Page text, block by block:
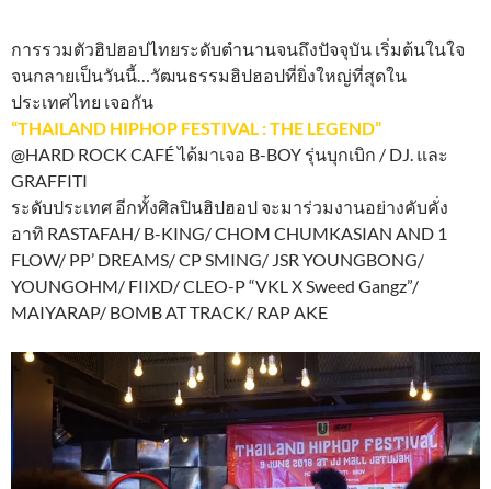
การรวมตัวฮิปฮอปไทยระดับตำนานจนถึงปัจจุบัน เริ่มต้นในใจ
จนกลายเป็นวันนี้…วัฒนธรรมฮิปฮอปที่ยิ่งใหญ่ที่สุดใน
ประเทศไทย เจอกัน
“THAILAND HIPHOP FESTIVAL : THE LEGEND”
@HARD ROCK CAFÉ ได้มาเจอ B-BOY รุ่นบุกเบิก / DJ. และ
GRAFFITI
ระดับประเทศ อีกทั้งศิลปินฮิปฮอป จะมาร่วมงานอย่างคับคั่ง
อาทิ RASTAFAH/ B-KING/ CHOM CHUMKASIAN AND 1
FLOW/ PP’ DREAMS/ CP SMING/ JSR YOUNGBONG/
YOUNGOHM/ FIIXD/ CLEO-P “VKL X Sweed Gangz”/
MAIYARAP/ BOMB AT TRACK/ RAP AKE